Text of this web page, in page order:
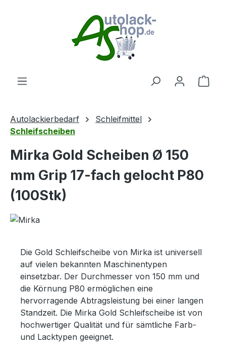
Autolackierbedarf
Schleifmittel
Schleifscheiben
Mirka Gold Scheiben Ø 150
mm Grip 17-fach gelocht P80
(100Stk)
Die Gold Schleifscheibe von Mirka ist universell
auf vielen bekannten Maschinentypen
einsetzbar. Der Durchmesser von 150 mm und
die Körnung P80 ermöglichen eine
hervorragende Abtragsleistung bei einer langen
Standzeit. Die Mirka Gold Schleifscheibe ist von
hochwertiger Qualität und für sämtliche Farb-
und Lacktypen geeignet.